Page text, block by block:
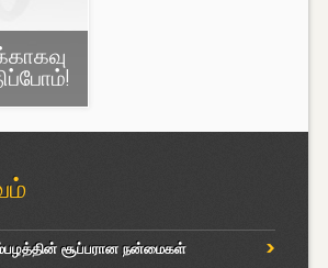
சூப்பரான நன்மைகள்